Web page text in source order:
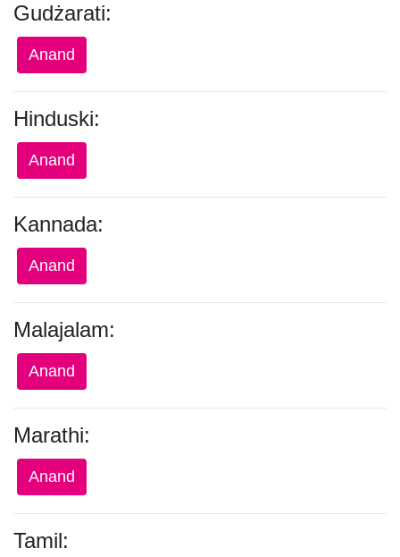
Gudżarati:
Anand
Hinduski:
Anand
Kannada:
Anand
Malajalam:
Anand
Marathi:
Anand
Tamil: